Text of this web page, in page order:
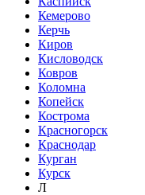
Кемерово
Керчь
Киров
Кисловодск
Ковров
Коломна
Копейск
Кострома
Красногорск
Краснодар
Курган
Курск
Л